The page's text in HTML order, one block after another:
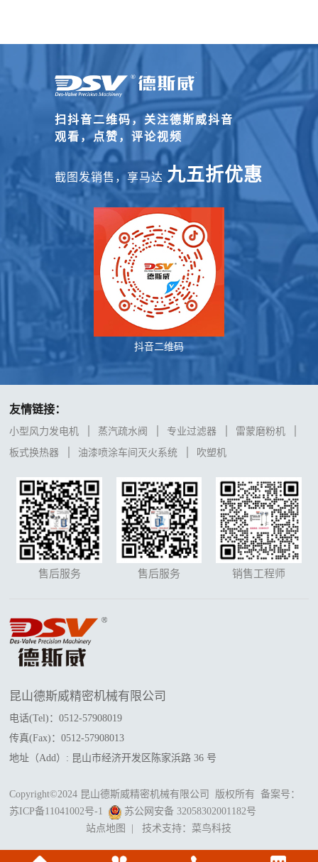
扫抖音二维码，关注德斯威抖音
观看，点赞，评论视频
截图发销售，享马达 九五折优惠
抖音二维码
友情链接：
小型风力发电机 蒸汽疏水阀 专业过滤器
雷蒙磨粉机
板式换热器
油漆喷涂车间灭火系统 吹塑机
售后服务 售后服务 销售工程师
昆山德斯威精密机械有限公司
电话(Tel)：0512-57908019
传真(Fax)：0512-57908013
地址（Add）: 昆山市经济开发区陈家浜路 36 号
Copyright©2024 昆山德斯威精密机械有限公司 版权所有 备案号：
苏ICP备11041002号-1
苏公网安备 32058302001182号
站点地图
| 技术支持： 菜鸟科技